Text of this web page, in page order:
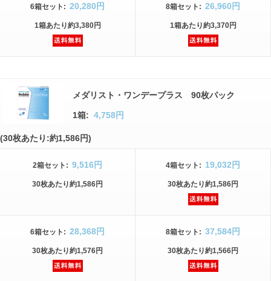
6箱セット : 20,280円
1箱あたり約3,380円
8箱セット : 26,960円
1箱あたり約3,370円
メダリスト・ワンデープラス 90枚パック
1箱: 4,758円
(30枚あたり:約1,586円)
2箱セット : 9,516円
30枚あたり約1,586円
4箱セット : 19,032円
30枚あたり約1,586円
6箱セット : 28,368円
30枚あたり約1,576円
8箱セット : 37,584円
30枚あたり約1,566円